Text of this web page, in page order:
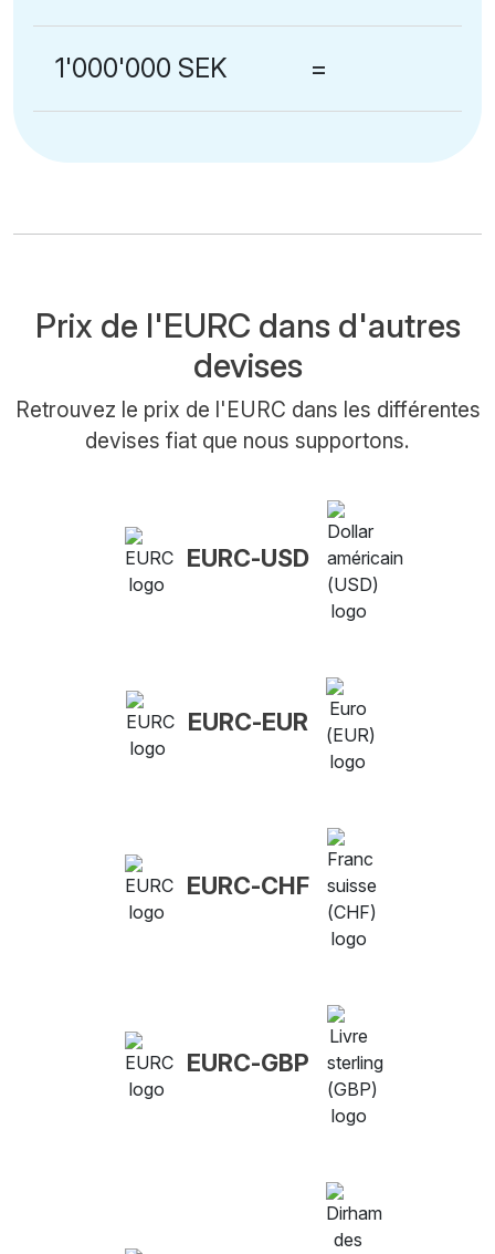
1'000'000 SEK =
Prix de l'EURC dans d'autres
devises
Retrouvez le prix de l'EURC dans les différentes
devises fiat que nous supportons.
EURC-USD
EURC-EUR
EURC-CHF
EURC-GBP